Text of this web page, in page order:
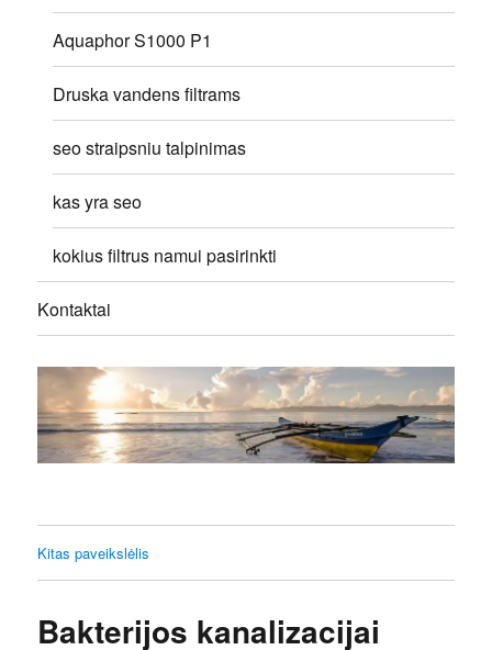
Aquaphor S1000 P1
Druska vandens filtrams
seo straipsniu talpinimas
kas yra seo
kokius filtrus namui pasirinkti
Kontaktai
Kitas paveikslėlis
Bakterijos kanalizacijai